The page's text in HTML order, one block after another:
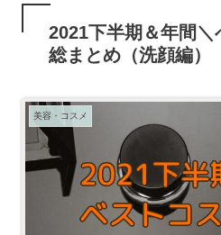
2021下半期＆年間＼
総まとめ（洗顔編）
美容・コスメ